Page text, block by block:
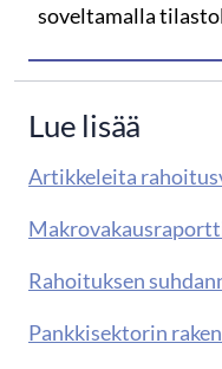
soveltamalla
Lue lisää
Artikkeleita
Rahoituksen
Pankkisektorin